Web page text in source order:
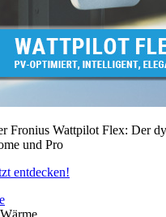
Fronius Wattpilot Flex: Der
und Pro
entdecken!